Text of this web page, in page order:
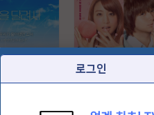
로그인